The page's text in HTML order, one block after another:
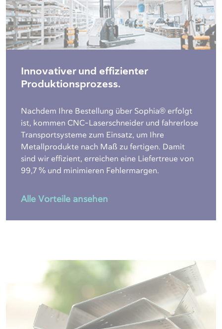
Innovativer und effizienter
Produktionsprozess.
Nachdem Ihre Bestellung über Sophia® erfolgt
ist, kommen CNC-Laserschneider und fahrerlose
Transportsysteme zum Einsatz, um Ihre
Metallprodukte nach Maß zu fertigen. Damit
sind wir effizient, erreichen eine Liefertreue von
99,7 % und minimieren Fehlermargen.
Alle Vorteile ansehen